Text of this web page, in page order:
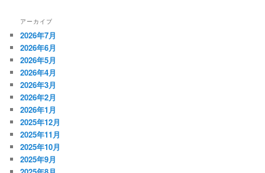
アーカイブ
2026年7月
2026年6月
2026年5月
2026年4月
2026年3月
2026年2月
2026年1月
2025年12月
2025年11月
2025年10月
2025年9月